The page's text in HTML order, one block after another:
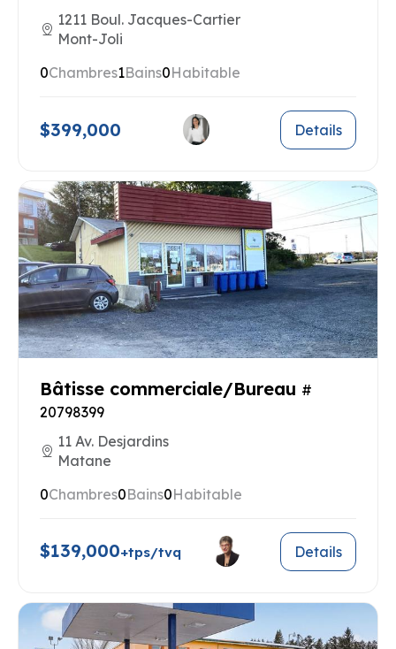
1211 Boul. Jacques-Cartier
Mont-Joli
0Chambres1Bains0Habitable
$399,000 Details
Bâtisse commerciale/Bureau #
20798399
11 Av. Desjardins
Matane
0Chambres0Bains0Habitable
$139,000+tps/tvq Details